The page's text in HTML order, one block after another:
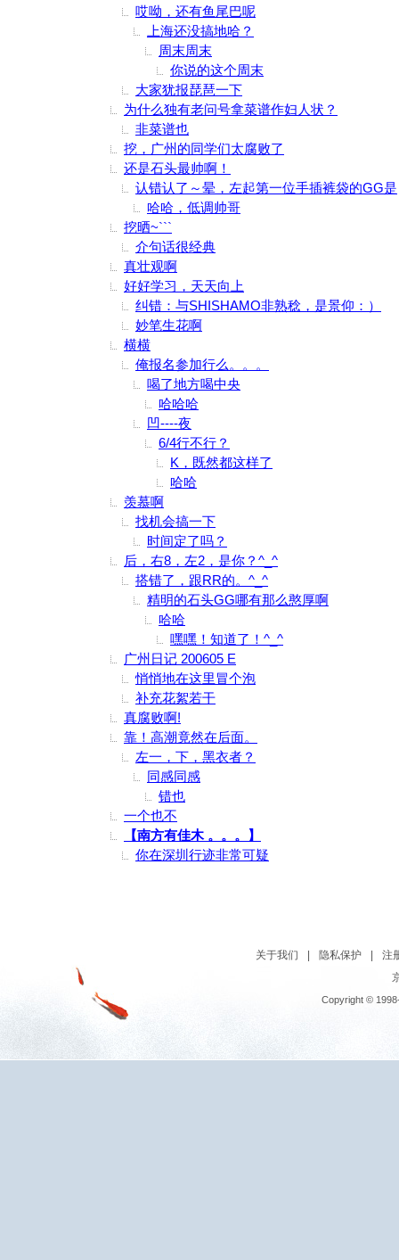
哎呦，还有鱼尾巴呢
上海还没搞地哈？
周末周末
你说的这个周末
大家犹报琵琶一下
为什么独有老问号拿菜谱作妇人状？
非菜谱也
挖，广州的同学们太腐败了
还是石头最帅啊！
认错认了～晕，左起第一位手插裤袋的GG是
哈哈，低调帅哥
挖晒~```
介句话很经典
真壮观啊
好好学习，天天向上
纠错：与SHISHAMO非熟稔，是景仰：）
妙笔生花啊
横横
俺报名参加行么。。。
喝了地方喝中央
哈哈哈
凹----夜
6/4行不行？
K，既然都这样了
哈哈
羡慕啊
找机会搞一下
时间定了吗？
后，右8，左2，是你？^_^
搭错了，跟RR的。^_^
精明的石头GG哪有那么憨厚啊
哈哈
嘿嘿！知道了！^_^
广州日记 200605 E
悄悄地在这里冒个泡
补充花絮若干
真腐败啊!
靠！高潮竟然在后面。
左一，下，黑衣者？
同感同感
错也
一个也不
【南方有佳木 。。。】
你在深圳行迹非常可疑
关于我们 隐私保护
注
Copyright ©